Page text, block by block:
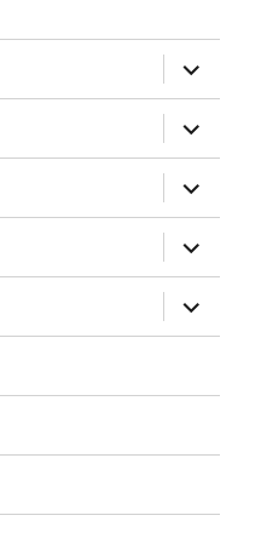
ouvrir
le
sous-
menu
ouvrir
le
sous-
menu
ouvrir
le
sous-
menu
ouvrir
le
sous-
menu
ouvrir
le
sous-